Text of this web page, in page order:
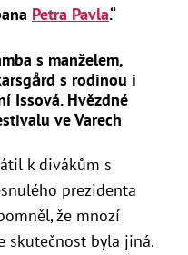
Petra Pavla.“
s manželem,
s rodinou i
Issová. Hvězdné
ve Varech
k divákům s
prezidenta
že mnozí
skutečnost byla jiná.